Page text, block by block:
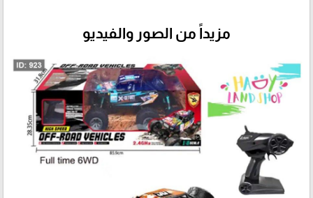
مزيداً من الصور والفيديو